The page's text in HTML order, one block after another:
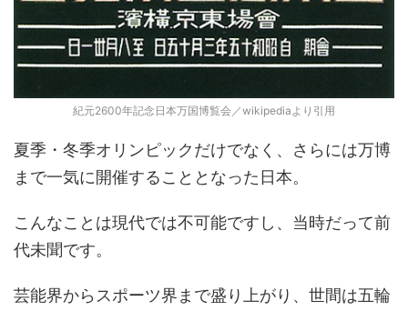
紀元2600年記念日本万国博覧会／wikipediaより引用
夏季・冬季オリンピックだけでなく、さらには万博
まで一気に開催することとなった日本。
こんなことは現代では不可能ですし、当時だって前
代未聞です。
芸能界からスポーツ界まで盛り上がり、世間は五輪